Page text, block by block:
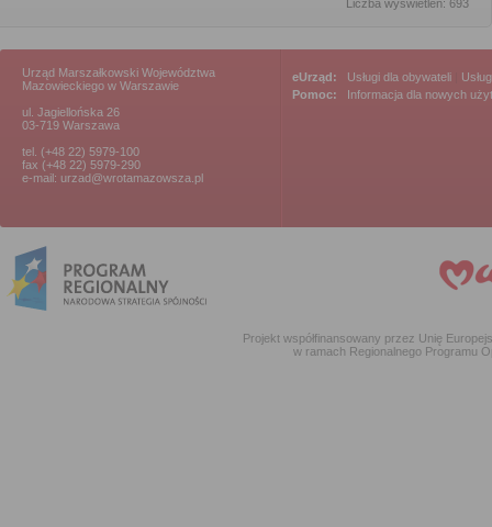
Liczba wyświetleń: 693
Urząd Marszałkowski Województwa
Mazowieckiego w Warszawie
ul. Jagiellońska 26
03-719 Warszawa
tel. (+48 22) 5979-100
fax (+48 22) 5979-290
e-mail: urzad@wrotamazowsza.pl
eUrząd: Usługi dla obywateli
Pomoc:
Informacja dla nowych
Projekt współfinansowany przez Unię
w ramach Regionalnego Programu